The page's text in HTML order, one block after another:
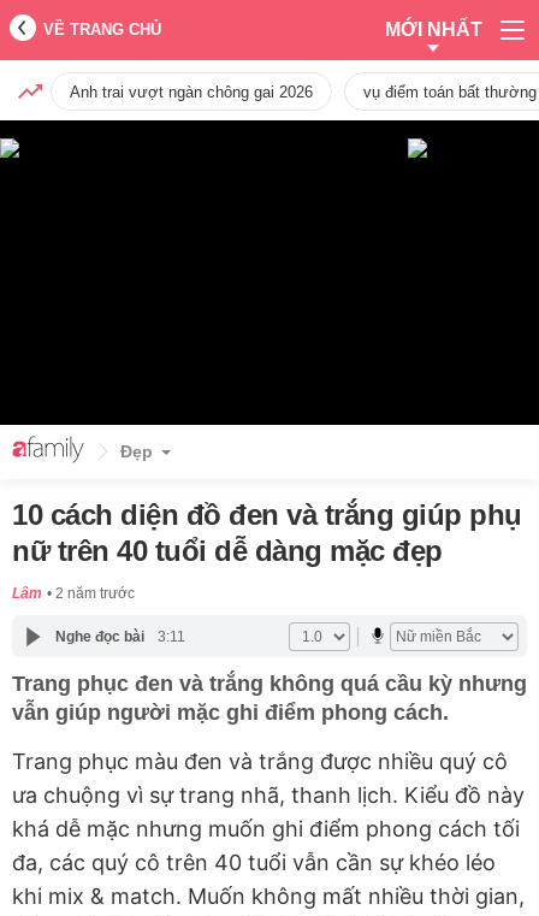
VỀ TRANG CHỦ MỚI NHẤT
Anh trai vượt ngàn chông gai 2026 vụ điểm toán bất
Đẹp
10 cách diện đồ đen và trắng giúp phụ
nữ trên 40 tuổi dễ dàng mặc đẹp
Lâm 2 năm trước
Nghe đọc bài 3:11
Trang phục đen và trắng không quá cầu kỳ nhưng
vẫn giúp người mặc ghi điểm phong cách.
Trang phục màu đen và trắng được nhiều quý cô
ưa chuộng vì sự trang nhã, thanh lịch. Kiểu đồ này
khá dễ mặc nhưng muốn ghi điểm phong cách tối
đa, các quý cô trên 40 tuổi vẫn cần sự khéo léo
khi mix & match. Muốn không mất nhiều thời gian,